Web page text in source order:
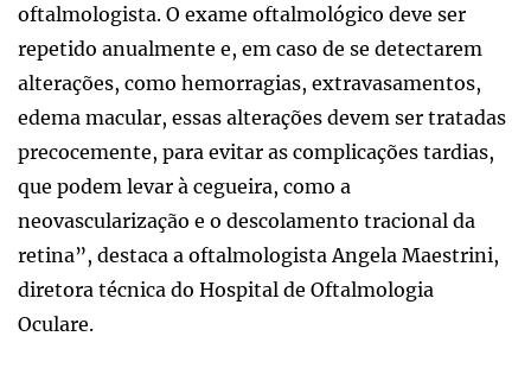
oftalmologista. O exame oftalmológico deve ser
repetido anualmente e, em caso de se detectarem
alterações, como hemorragias, extravasamentos,
edema macular, essas alterações devem ser tratadas
precocemente, para evitar as complicações tardias,
que podem levar à cegueira, como a
neovascularização e o descolamento tracional da
retina”, destaca a oftalmologista Angela Maestrini,
diretora técnica do Hospital de Oftalmologia
Oculare.